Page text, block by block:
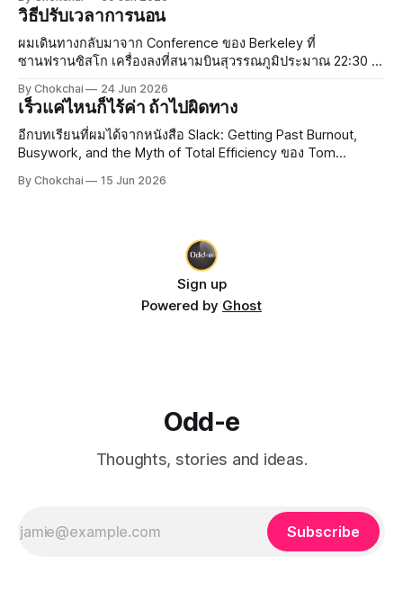
ปัจจุบัน งานมีความเสี่ยงกระจายอยู่เต็มไปหมด ซึ่งในความเสี่ยง
นั้น เรามีโอกาสโชคดีและมีโอกาสโชคร้าย การจัดการความเสี่ยง
เป็นสิ
วิธีปรับเวลาการนอน
ผมเดินทางกลับมาจาก Conference ของ Berkeley ที่
ซานฟรานซิสโก เครื่องลงที่สนามบินสุวรรณภูมิประมาณ 22:30 น.
เพราะลองซื้อหมอนรองคอจาก Duty Free ที่ซานฟรานซิสโกมา
ใช้ดู หมอนเป็นลายการ์ตูน มีรูปสะพาน
By Chokchai 24 Jun 2026
เร็วแค่ไหนก็ไร้ค่า ถ้าไปผิดทาง
อีกบทเรียนที่ผมได้จากหนังสือ Slack: Getting Past Burnout,
Busywork, and the Myth of Total Efficiency ของ Tom
Efficiency คืออะไร? Efficiency แปลว่า "ประสิทธิภาพ" ยก
By Chokchai 15 Jun 2026
Sign up
Powered by Ghost
Odd-e
Thoughts, stories and ideas.
Subscribe